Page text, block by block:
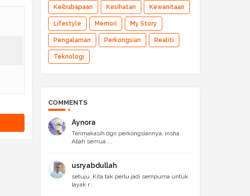
Keibubapaan Kesihatan Kewanitaan
Lifestyle Memori My Story
Pengalaman Perkongsian Realiti
Teknologi
COMMENTS
Aynora
Terimakasih dgn perkongsiannya, insha
Allah semua ...
usryabdullah
setuju..Kita tak perlu jadi sempurna untuk
layak r...